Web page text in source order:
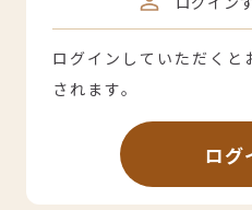
ログインしていただくと
されます。
ログ